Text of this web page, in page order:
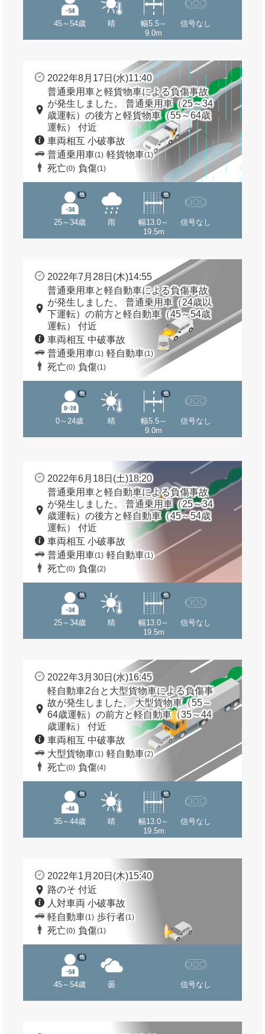
45～54歳 晴
幅5.5～
9.0m
信号なし
2022年8月17日(水)11:40
普通乗用車と軽貨物車による負傷事故
が発生しました。 普通乗用車（25～34
歳運転）の後方と軽貨物車（55～64歳
運転） 付近
車両相互 小破事故
普通乗用車(1) 軽貨物車(1)
死亡(0) 負傷(1)
25～34歳
他
雨
幅13.0～
19.5m
他
信号なし
2022年7月28日(木)14:55
普通乗用車と軽自動車による負傷事故
が発生しました。 普通乗用車（24歳以
下運転）の前方と軽自動車（45～54歳
運転） 付近
車両相互 中破事故
普通乗用車(1) 軽自動車(1)
死亡(0) 負傷(1)
0～24歳
他
晴
幅5.5～
9.0m
他
信号なし
2022年6月18日(土)18:20
普通乗用車と軽自動車による負傷事故
が発生しました。 普通乗用車（25～34
歳運転）の後方と軽自動車（45～54歳
運転） 付近
車両相互 小破事故
普通乗用車(1) 軽自動車(1)
死亡(0) 負傷(2)
25～34歳
他
晴
幅13.0～
19.5m
他
信号なし
2022年3月30日(水)16:45
軽自動車2台と大型貨物車による負傷事
故が発生しました。 大型貨物車（55～
64歳運転）の前方と軽自動車（35～44
歳運転） 付近
車両相互 中破事故
大型貨物車(1) 軽自動車(2)
死亡(0) 負傷(4)
35～44歳
他
晴
幅13.0～
19.5m
他
信号なし
2022年1月20日(木)15:40
路のそ 付近
人対車両 小破事故
軽自動車(1) 歩行者(1)
死亡(0) 負傷(1)
45～54歳
他
曇 信号なし